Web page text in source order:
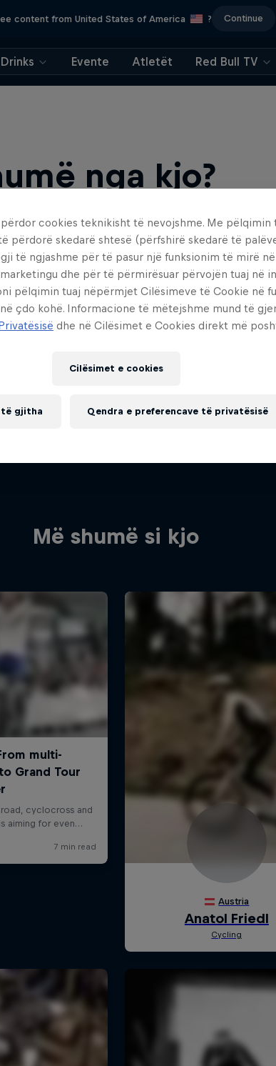
content from United States of America ? Continue
Evente Atletët Red Bull TV
nga kjo?
packed collection of two-wheel films, shows …
Më shumë si kjo
cookies teknikisht të nevojshme. Me pëlqimin
përdorë skedarë shtesë (përfshirë skedarë të
të ngjashme për të pasur një funksionim të mirë
dhe për të përmirësuar përvojën tuaj në
pëlqimin tuaj nëpërmjet Cilësimeve të Cookie në
çdo kohë. Informacione të mëtejshme mund të
dhe në Cilësimet e Cookies direkt më
Cilësimet e cookies
të gjitha Qendra e preferencave të privatësisë